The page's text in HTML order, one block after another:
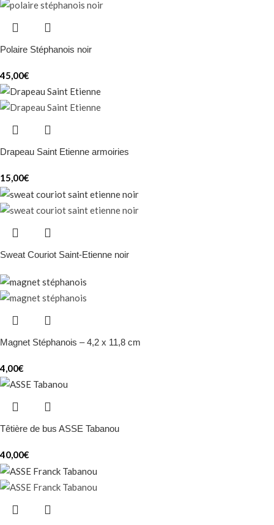
Polaire Stéphanois noir
45,00€
Drapeau Saint Etienne armoiries
15,00€
Sweat Couriot Saint-Etienne noir
Magnet Stéphanois – 4,2 x 11,8 cm
4,00€
Têtière de bus ASSE Tabanou
40,00€